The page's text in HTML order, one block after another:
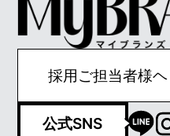
採用ご担当者様ヘ
公式SNS